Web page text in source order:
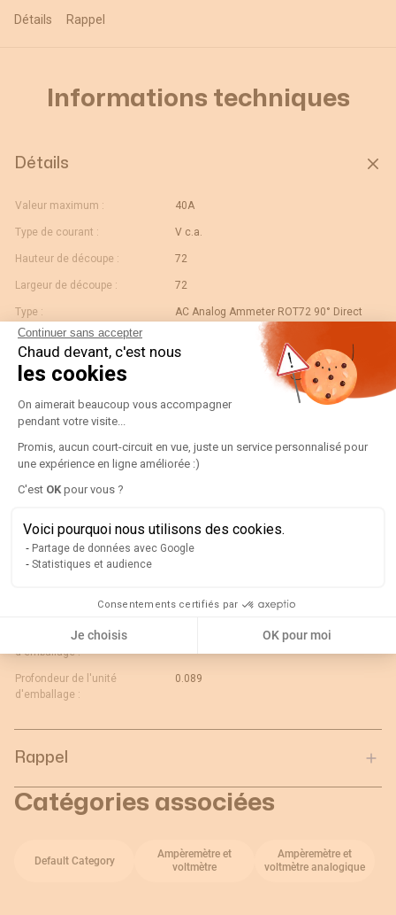
Continuer sans accepter
Chaud devant, c'est nous
les cookies
Plateforme de Gestion du
On aimerait beaucoup vous accompagner
pendant votre visite...
Promis, aucun court-circuit en vue, juste un service personnalisé pour
une expérience en ligne améliorée :)
C'est OK pour vous ?
Voici pourquoi nous utilisons des cookies.
Partage de données avec Google
Statistiques et audience
Consentements certifiés par
Je choisis OK pour moi
Détails Rappel
Informations techniques
Détails
Valeur maximum : 40A
Type de courant : V c.a.
Hauteur de découpe : 72
Largeur de découpe : 72
Type : AC Analog Ammeter ROT72 90° Direct
Calibre :
Gtin/ean :
Code douane :
Désignation : 192C1304-AMP R72A90-A 40A
Pays d'origine : ES
Unité de contenu :
Valeur échelle normale : N/A
Largeur de l'unité
d'emballage :
0.078
Poids brut de l'unité
d'emballage :
Profondeur de l'unité
d'emballage :
0.089
Rappel
Catégories associées
Default Category
Ampèremètre et
voltmètre
Ampèremètre et
voltmètre analogique